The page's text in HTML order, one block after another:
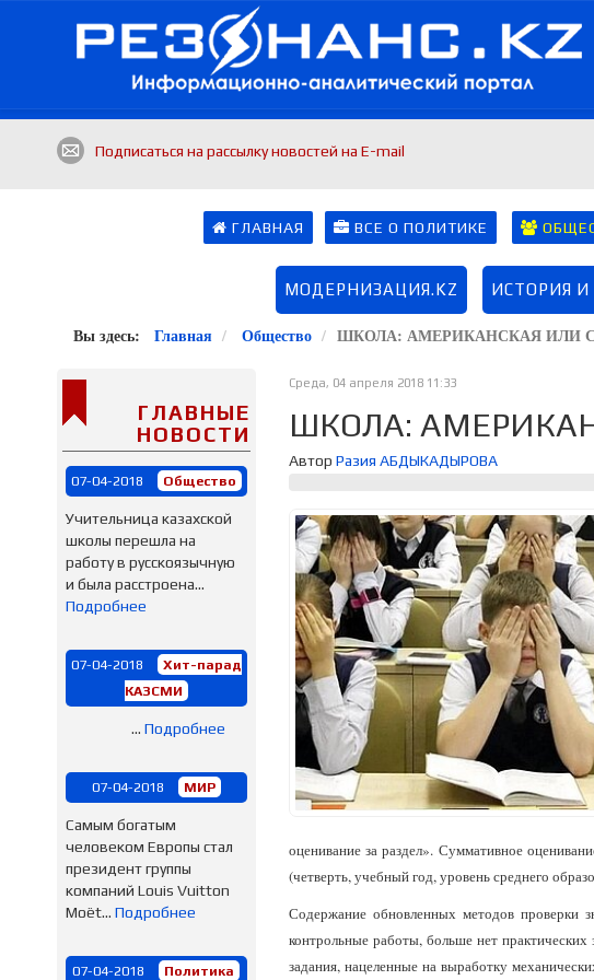
Подписаться на рассылку новостей на E-mail
ГЛАВНАЯ ВСЕ О ПОЛИТИКЕ
МОДЕРНИЗАЦИЯ.KZ ИСТОРИЯ
Вы здесь: Главная Общество ШКОЛА: АМЕРИКАНСКАЯ ИЛИ
ГЛАВНЫЕ
НОВОСТИ
07-04-2018 Общество
Учительница казахской
школы перешла на
работу в русскоязычную
и была расстроена...
Подробнее
07-04-2018
Хит-парад
КАЗСМИ
... Подробнее
07-04-2018 МИР
Самым богатым
человеком Европы стал
президент группы
компаний Louis Vuitton
Moët... Подробнее
07-04-2018 Политика
Среда, 04 апреля 2018 11:33
ШКОЛА:
Автор Разия АБДЫКАДЫРОВА
оценивание за раздел». Суммативное
(четверть, учебный год, уровень среднего
Содержание обновленных методов проверки
контрольные работы, больше нет практических
задания, нацеленные на выработку